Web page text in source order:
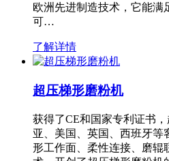
欧洲先进制造技术，它能满
可…
了解详情
超压梯形磨粉机
获得了CE和国家专利证书
亚、美国、英国、西班牙等
形工作面、柔性连接、磨辊